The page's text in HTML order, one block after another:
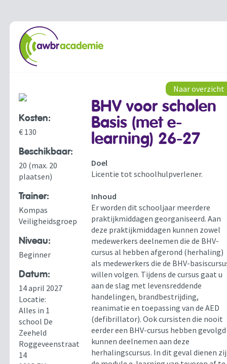
Kosten:
€ 130
Beschikbaar:
20 (max. 20
plaatsen)
Trainer:
Kompas
Veiligheidsgroep
Niveau:
Beginner
Datum:
14 april 2027
Locatie:
Alles in 1
school De
Zeeheld
Roggeveenstraat
14
Naar overzicht
BHV voor scholen
Basis (met e-
learning) 26-27
Doel
Licentie tot schoolhulpverlener.
Inhoud
Er worden dit schooljaar meerdere
praktijkmiddagen georganiseerd. Aan
deze praktijkmiddagen kunnen zowel
medewerkers deelnemen die de BHV-
cursus al hebben afgerond (herhaling)
als medewerkers die de BHV-
willen volgen. Tijdens de cursus gaat u
aan de slag met levensreddende
handelingen, brandbestrijding,
reanimatie en toepassing van de AED
(defibrillator). Ook cursisten die nooit
eerder een BHV-cursus hebben gevolgd
kunnen deelnemen aan deze
herhalingscursus. In dit geval dienen zij